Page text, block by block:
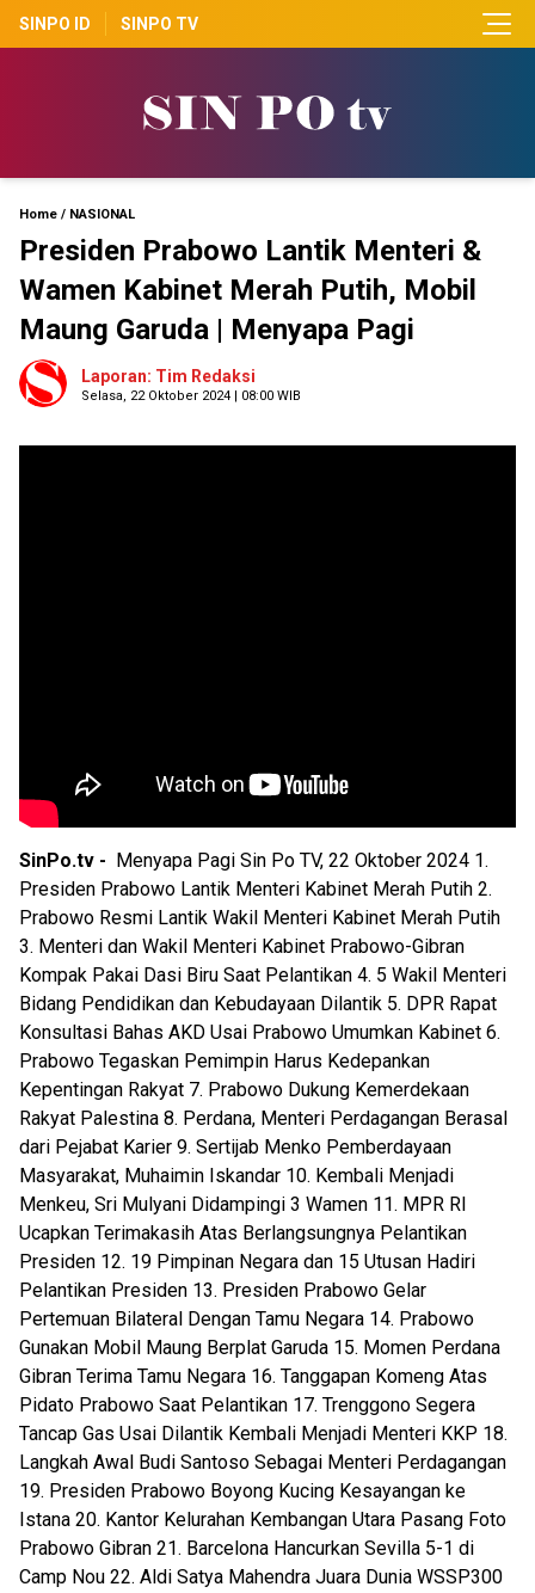
SINPO ID SINPO TV
Home / NASIONAL
Presiden Prabowo Lantik Menteri &
Wamen Kabinet Merah Putih, Mobil
Maung Garuda | Menyapa Pagi
Laporan: Tim Redaksi
Selasa, 22 Oktober 2024 | 08:00 WIB
SinPo.tv -
Menyapa Pagi Sin Po TV, 22 Oktober 2024 1.
Presiden Prabowo Lantik Menteri Kabinet Merah Putih 2.
Prabowo Resmi Lantik Wakil Menteri Kabinet Merah Putih
3. Menteri dan Wakil Menteri Kabinet Prabowo-Gibran
Kompak Pakai Dasi Biru Saat Pelantikan 4. 5 Wakil Menteri
Bidang Pendidikan dan Kebudayaan Dilantik 5. DPR Rapat
Konsultasi Bahas AKD Usai Prabowo Umumkan Kabinet 6.
Prabowo Tegaskan Pemimpin Harus Kedepankan
Kepentingan Rakyat 7. Prabowo Dukung Kemerdekaan
Rakyat Palestina 8. Perdana, Menteri Perdagangan Berasal
dari Pejabat Karier 9. Sertijab Menko Pemberdayaan
Masyarakat, Muhaimin Iskandar 10. Kembali Menjadi
Menkeu, Sri Mulyani Didampingi 3 Wamen 11. MPR RI
Ucapkan Terimakasih Atas Berlangsungnya Pelantikan
Presiden 12. 19 Pimpinan Negara dan 15 Utusan Hadiri
Pelantikan Presiden 13. Presiden Prabowo Gelar
Pertemuan Bilateral Dengan Tamu Negara 14. Prabowo
Gunakan Mobil Maung Berplat Garuda 15. Momen Perdana
Gibran Terima Tamu Negara 16. Tanggapan Komeng Atas
Pidato Prabowo Saat Pelantikan 17. Trenggono Segera
Tancap Gas Usai Dilantik Kembali Menjadi Menteri KKP 18.
Langkah Awal Budi Santoso Sebagai Menteri Perdagangan
19. Presiden Prabowo Boyong Kucing Kesayangan ke
Istana 20. Kantor Kelurahan Kembangan Utara Pasang Foto
Prabowo Gibran 21. Barcelona Hancurkan Sevilla 5-1 di
Camp Nou 22. Aldi Satya Mahendra Juara Dunia WSSP300